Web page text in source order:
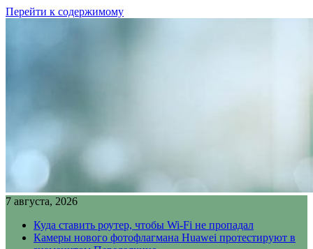
Перейти к содержимому
7 августа, 2026
Куда ставить роутер, чтобы Wi-Fi не пропадал
Камеры нового фотофлагмана Huawei протестируют в